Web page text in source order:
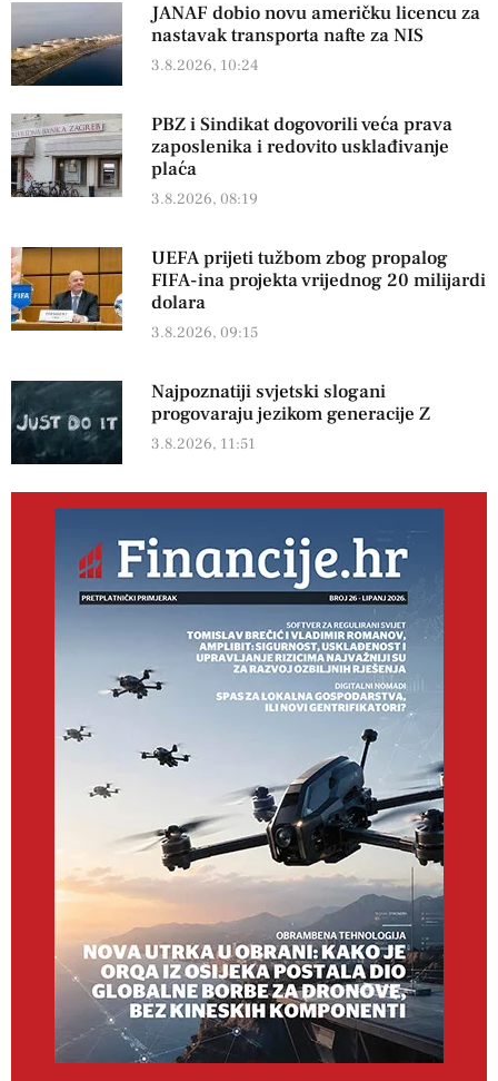
JANAF dobio novu američku licencu za
nastavak transporta nafte za NIS
3.8.2026, 10:24
PBZ i Sindikat dogovorili veća prava
zaposlenika i redovito usklađivanje
plaća
3.8.2026, 08:19
UEFA prijeti tužbom zbog propalog
FIFA-ina projekta vrijednog 20 milijardi
dolara
3.8.2026, 09:15
Najpoznatiji svjetski slogani
progovaraju jezikom generacije Z
3.8.2026, 11:51